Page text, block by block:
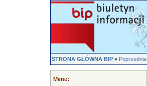
STRONA GŁÓWNA BIP»
Menu: